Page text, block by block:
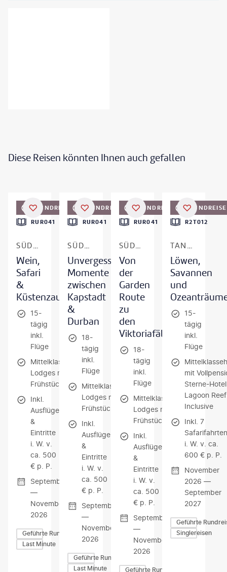
Diese Reisen könnten Ihnen auch gefallen
DEAL RUNDREISE
RUR041
SÜDAFRIKA
Wein,
Safari
&
Küstenzauber
15-
tägig
inkl.
Flüge
Mittelklassehotels/-
Lodges mit
Frühstück
Inkl.
Ausflüge
&
Eintritte
i. W. v.
ca. 500
€ p. P.
September
—
November
2026
Geführte Rundreisen
Last Minute
DEAL RUNDREISE
RUR041
SÜDAFRIKA
Unvergessliche
Momente
zwischen
Kapstadt
&
Durban
18-
tägig
inkl.
Flüge
Mittelklassehotels/-
Lodges mit
Frühstück
Inkl.
Ausflüge
&
Eintritte
i. W. v.
ca. 500
€ p. P.
September
—
November
2026
Geführte Rundreisen
Last Minute
DEAL RUNDREISE
RUR041
SÜDAFRIKA & SIMBABWE
Von
der
Garden
Route
zu
den
Viktoriafällen
18-
tägig
inkl.
Flüge
Mittelklassehotels/-
Lodges mit
Frühstück
Inkl.
Ausflüge
&
Eintritte
i. W. v.
ca. 500
€ p. P.
September
—
November
2026
Geführte Rundreisen
DEAL RUNDREISE
R2T012
TANSANIA & KENIA
Löwen,
Savannen
und
15-
tägig
inkl.
Flüge
mit
Sterne-
Lagoon
Inclusive
Inkl. 7
Safarifahrten
i. W. v. ca.
600 € p. P.
November
2026 —
September
2027
Geführte
Singlereisen